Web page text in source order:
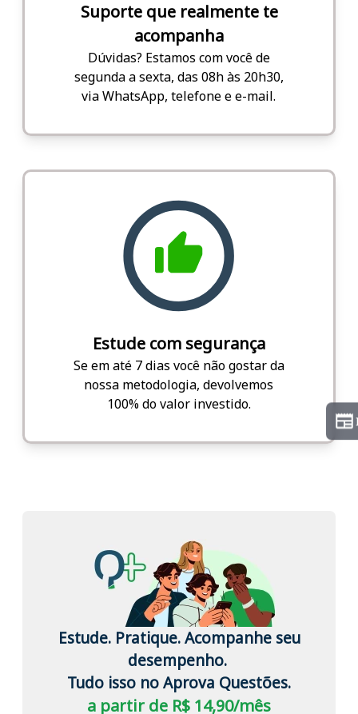
Suporte que realmente te
acompanha
Dúvidas? Estamos com você de
segunda a sexta, das 08h às 20h30,
via WhatsApp, telefone e e-mail.
Estude com segurança
Se em até 7 dias você não gostar da
nossa metodologia, devolvemos
100% do valor investido.
Estude. Pratique. Acompanhe seu
desempenho.
Tudo isso no Aprova Questões.
a partir de R$ 14,90/mês